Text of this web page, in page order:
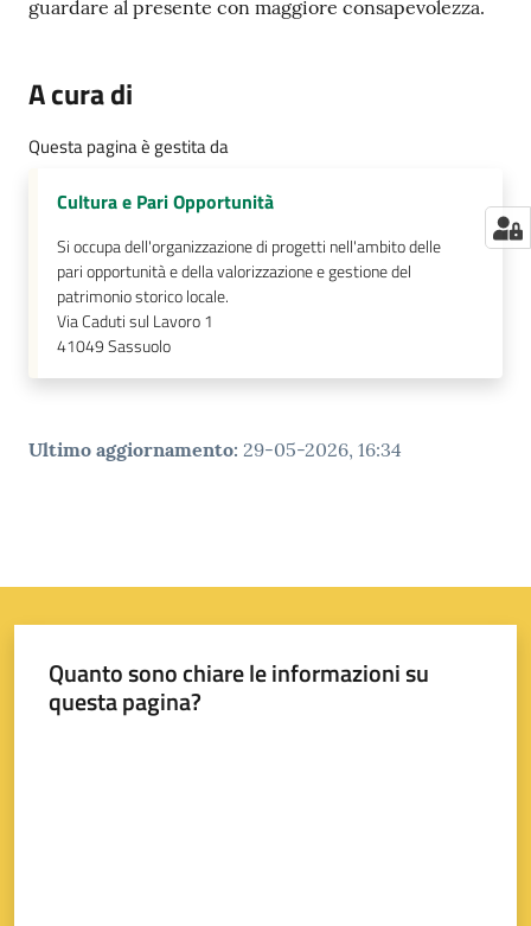
guardare al presente con maggiore consapevolezza.
A cura di
Questa pagina è gestita da
Cultura e Pari Opportunità
Si occupa dell'organizzazione di progetti nell'ambito delle
pari opportunità e della valorizzazione e gestione del
patrimonio storico locale.
Via Caduti sul Lavoro 1
41049Sassuolo
Ultimo aggiornamento: 29-05-2026, 16:34
Quanto sono chiare le informazioni su
questa pagina?